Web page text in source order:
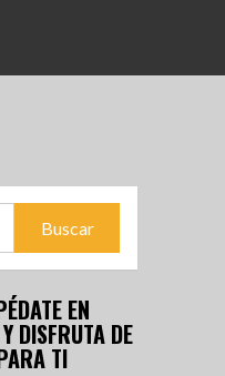
EN
DISFRUTA DE
TI